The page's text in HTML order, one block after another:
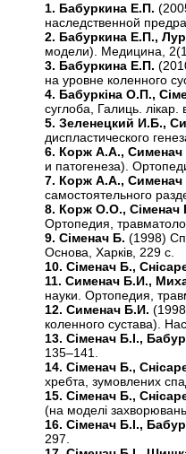
1. Бабуркина Е.П.
наследственной
2. Бабуркина Е.П.,
модели). Медицина,
3. Бабуркина Е.П.
на уровне коленного
4. Бабуркіна О.П.,
суглоба, Галиць.
5. Зеленецкий И.Б.,
диспластического
6. Корж А.А.,
и патогенеза).
7. Корж А.А.,
самостоятельного
8. Корж О.О., Сіменач
Ортопедия,
9. Сіменач Б. (1998)
Основа, Харків, 229 с.
10. Сіменач Б.,
11. Сименач Б.И.,
науки. Ортопедия,
12. Сименач Б.И.
коленного сустава).
13. Сіменач Б.І.,
135–141.
14. Сіменач Б.,
хребта, зумовлених
15. Сіменач Б.,
(на моделі
16. Сіменач Б.І.,
297.